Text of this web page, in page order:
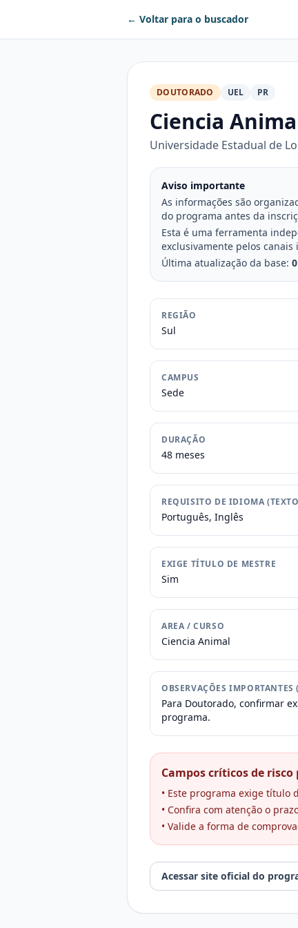
← Voltar para o buscador
DOUTORADO UEL PR
Ciencia
Universidade Estadual de
Aviso importante
As informações são
do programa antes da
Esta é uma ferramenta
exclusivamente pelos canais
Última atualização da base:
REGIÃO
Sul
CAMPUS
Sede
DURAÇÃO
48 meses
REQUISITO DE IDIOMA
Português, Inglês
EXIGE TÍTULO DE MESTRE
Sim
AREA / CURSO
Ciencia Animal
OBSERVAÇÕES
Para Doutorado, confirmar
programa.
Campos críticos de
• Este programa exige título
• Confira com atenção o
• Valide a forma de
Acessar site oficial do